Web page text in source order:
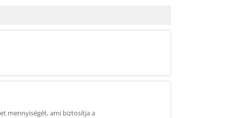
mennyiségét, ami biztosítja a